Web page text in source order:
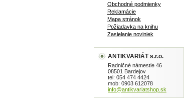
Obchodné podmienky
Reklamácie
Mapa stránok
Požiadavka na knihu
Zasielanie noviniek
ANTIKVARIÁT s.r.o.
Radničné námestie 46
08501 Bardejov
tel: 054 474 4424
mob: 0903 612078
info@antikvariatshop.sk